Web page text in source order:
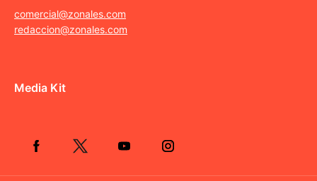
comercial@zonales.com
redaccion@zonales.com
Media Kit